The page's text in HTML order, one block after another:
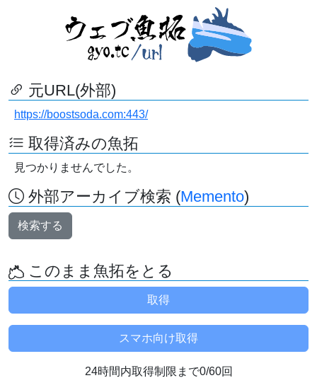
元URL(外部)
https://boostsoda.com:443/
取得済みの魚拓
見つかりませんでした。
外部アーカイブ検索 (Memento)
検索する
このまま魚拓をとる
24時間内取得制限まで0/60回